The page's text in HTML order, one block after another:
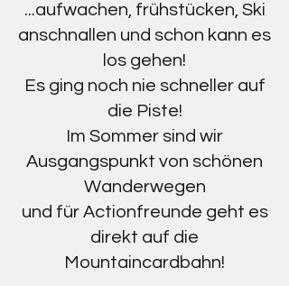
...aufwachen, frühstücken, Ski
anschnallen und schon kann es
los gehen!
Es ging noch nie schneller auf
die Piste!
Im Sommer sind wir
Ausgangspunkt von schönen
Wanderwegen
und für Actionfreunde geht es
direkt auf die
Mountaincardbahn!